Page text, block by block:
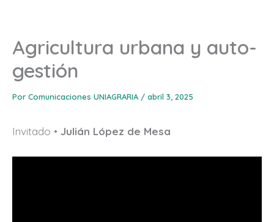
Agricultura urbana y auto-
gestión
Por Comunicaciones UNIAGRARIA / abril 3, 2025
Invitado • Julián López de Mesa